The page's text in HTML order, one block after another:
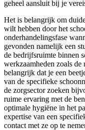
geheel aansluit bij je
Het is belangrijk om
wilt hebben door het
onderhandelingsfase
gevonden namelijk een
de bedrijfsruimte binnen
werkzaamheden zoals
belangrijk dat je een
van de specifieke
de zorgsector zoeken
ruime ervaring met de
optimale hygiëne in het
expertise van een
contact met ze op te